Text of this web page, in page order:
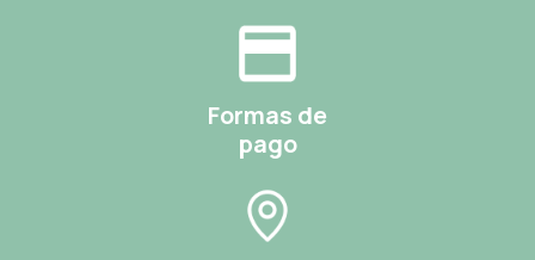
Formas de
pago